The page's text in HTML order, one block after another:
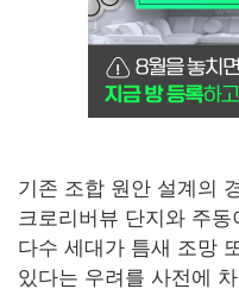
기존 조합 원안 설계의
크로리버뷰 단지와 주
다수 세대가 틈새 조망
있다는 우려를 사전에